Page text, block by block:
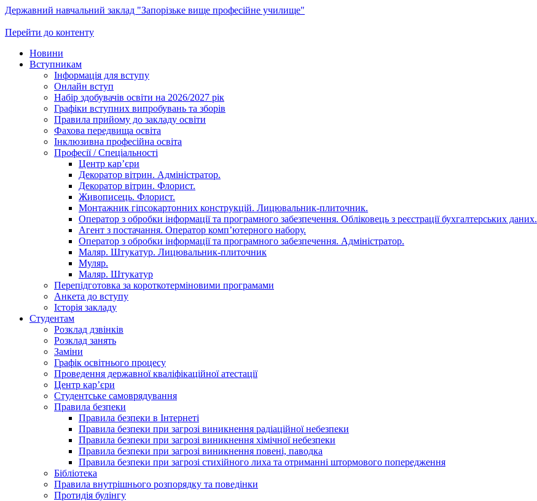
Державний навчальний заклад "Запорізьке вище професійне училище"
Перейти до контенту
Новини
Вступникам
Інформація для вступу
Онлайн вступ
Набір здобувачів освіти на 2026/2027 рік
Графіки вступних випробувань та зборів
Правила прийому до закладу освіти
Фахова передвища освіта
Інклюзивна професійна освіта
Професії / Спеціальності
Центр кар’єри
Декоратор вітрин. Адміністратор.
Декоратор вітрин. Флорист.
Живописець. Флорист.
Монтажник гіпсокартонних конструкцій. Лицювальник-плиточник.
Оператор з обробки інформації та програмного забезпечення. Обліковець з реєстрації бухгалтерських даних.
Агент з постачання. Оператор комп’ютерного набору.
Оператор з обробки інформації та програмного забезпечення. Адміністратор.
Маляр. Штукатур. Лицювальник-плиточник
Муляр.
Маляр. Штукатур
Перепідготовка за короткотерміновими програмами
Анкета до вступу
Історія закладу
Студентам
Розклад дзвінків
Розклад занять
Заміни
Графік освітнього процесу
Проведення державної кваліфікаційної атестації
Центр кар’єри
Студентське самоврядування
Правила безпеки
Правила безпеки в Інтернеті
Правила безпеки при загрозі виникнення радіаційної небезпеки
Правила безпеки при загрозі виникнення хімічної небезпеки
Правила безпеки при загрозі виникнення повені, паводка
Правила безпеки при загрозі стихійного лиха та отриманні штормового попередження
Бібліотека
Правила внутрішнього розпорядку та поведінки
Протидія булінгу